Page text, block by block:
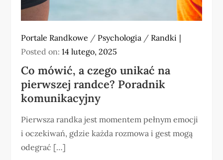
Portale Randkowe / Psychologia / Randki
Posted on:14 lutego, 2025
Co mówić, a czego unikać na
pierwszej randce? Poradnik
komunikacyjny
Pierwsza randka jest momentem pełnym emocji
i oczekiwań, gdzie każda rozmowa i gest mogą
odegrać […]